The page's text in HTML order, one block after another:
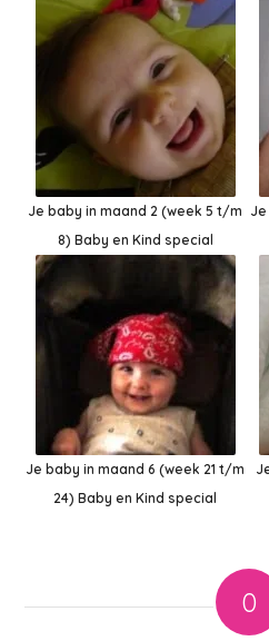
Je baby in maand 2 (week 5 t/m
8) Baby en Kind special
Je baby in maand 6 (week 21 t/m
24) Baby en Kind special
0